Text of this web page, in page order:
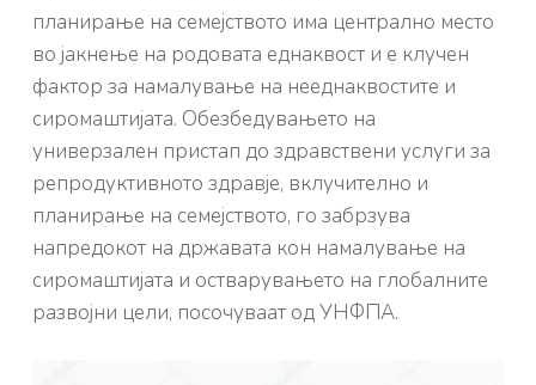
планирање на семејството има централно место
во јакнење на родовата еднаквост и е клучен
фактор за намалување на нееднаквостите и
сиромаштијата. Обезбедувањето на
универзален пристап до здравствени услуги за
репродуктивното здравје, вклучително и
планирање на семејството, го забрзува
напредокот на државата кон намалување на
сиромаштијата и остварувањето на глобалните
развојни цели, посочуваат од УНФПА.